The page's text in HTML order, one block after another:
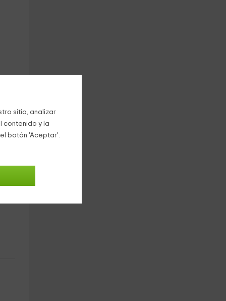
sitio, analizar
contenido y la
botón 'Aceptar'.